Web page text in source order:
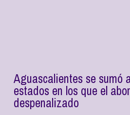
Aguascalientes se sumó
estados en los que el
despenalizado